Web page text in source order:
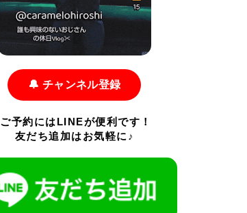
🔔 チャンネル登録
ご予約にはLINEが便利です！
友だち追加はお気軽に♪